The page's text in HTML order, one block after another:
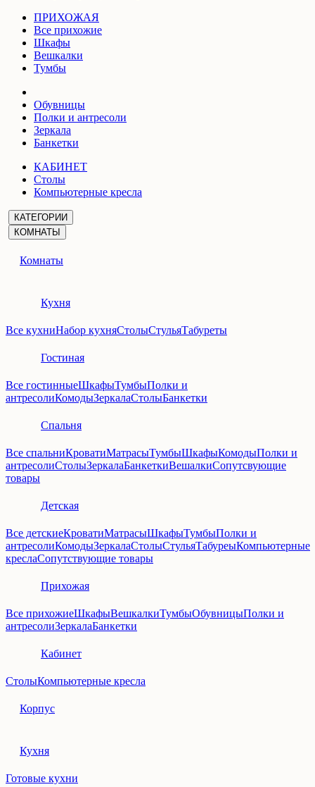
ПРИХОЖАЯ
Все прихожие
Шкафы
Вешкалки
Тумбы
Обувницы
Полки и антресоли
Зеркала
Банкетки
КАБИНЕТ
Столы
Компьютерные кресла
КАТЕГОРИИ
КОМНАТЫ
Комнаты
Кухня
Все кухниНабор кухняСтолыСтульяТабуреты
Гостиная
Все гостинныеШкафыТумбыПолки и
антресолиКомодыЗеркалаСтолыБанкетки
Спальня
Все спальниКроватиМатрасыТумбыШкафыКомодыПолки и
антресолиСтолыЗеркалаБанкеткиВешалкиСопутсвующие
товары
Детская
Все детскиеКроватиМатрасыШкафыТумбыПолки и
антресолиКомодыЗеркалаСтолыСтульяТабуреыКомпьютерные
креслаСопутствующие товары
Прихожая
Все прихожиеШкафыВешкалкиТумбыОбувницыПолки и
антресолиЗеркалаБанкетки
Кабинет
СтолыКомпьютерные кресла
Корпус
Кухня
Готовые кухни